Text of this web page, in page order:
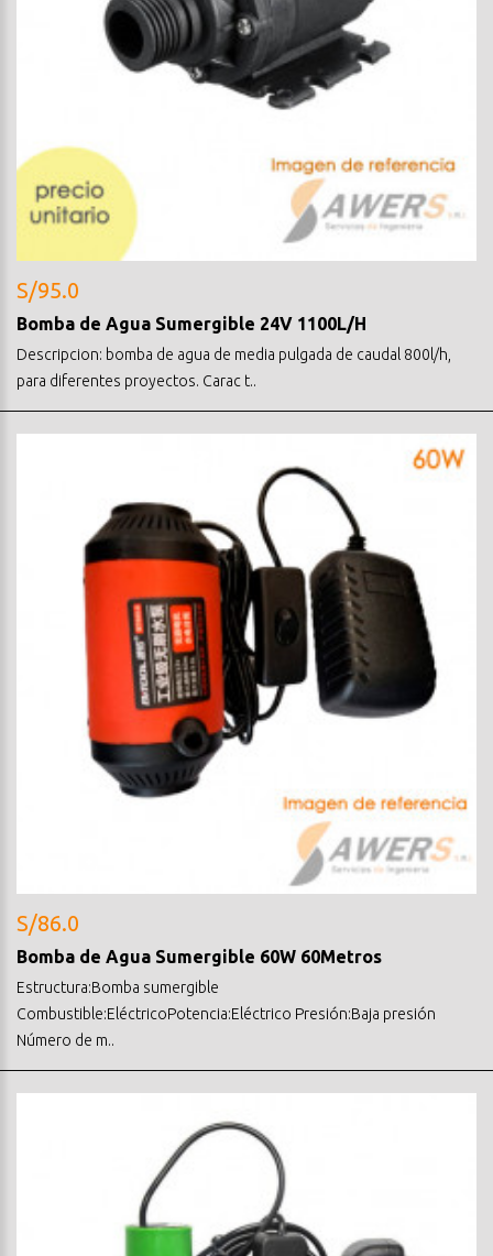
S/95.0
Bomba de Agua Sumergible 24V 1100L/H
Descripcion: bomba de agua de media pulgada de caudal 800l/h,
para diferentes proyectos. Carac t..
S/86.0
Bomba de Agua Sumergible 60W 60Metros
Estructura:Bomba sumergible
Combustible:EléctricoPotencia:Eléctrico Presión:Baja presión
Número de m..